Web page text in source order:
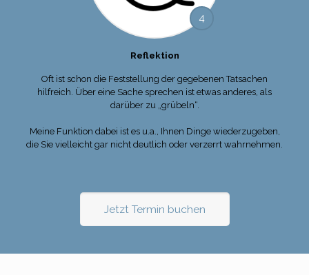
4
Reflektion
Oft ist schon die Feststellung der gegebenen Tatsachen
hilfreich. Über eine Sache sprechen ist etwas anderes, als
darüber zu „grübeln“.
Meine Funktion dabei ist es u.a., Ihnen Dinge wiederzugeben,
die Sie vielleicht gar nicht deutlich oder verzerrt wahrnehmen.
Jetzt Termin buchen